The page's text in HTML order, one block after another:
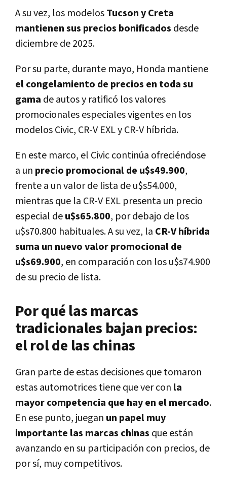
A su vez, los modelosTucson y Creta
mantienen sus precios bonificados desde
diciembre de 2025.
Por su parte, durante mayo, Honda mantiene
el congelamiento de precios en toda su
gama de autos y ratificó los valores
promocionales especiales vigentes en los
modelos Civic, CR-V EXL y CR-V híbrida.
En este marco, el Civic continúa ofreciéndose
a un precio promocional de u$s49.900,
frente a un valor de lista de u$s54.000,
mientras que la CR-V EXL presenta un precio
especial deu$s65.800, por debajo de los
u$s70.800 habituales. A su vez, la CR-V híbrida
suma un nuevo valor promocional de
u$s69.900, en comparación con los u$s74.900
de su precio de lista.
Por qué las marcas
tradicionales bajan precios:
el rol de las chinas
Gran parte de estas decisiones que tomaron
estas automotrices tiene que ver con la
mayor competencia que hay en el mercado.
En ese punto, juegan un papel muy
importante las marcas chinas que están
avanzando en su participación con precios, de
por sí, muy competitivos.